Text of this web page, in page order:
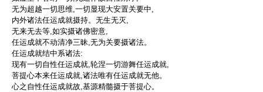
无为超越一切思维,一切显现大安置关要中,
内外诸法任运成就摄持。无生无灭,
无来无去等,如实摄诸佛密意,
任运成就不动清净三昧,无为关要摄诸法。
任运成就结中系诸法:
现有一切自性任运成就,轮涅一切游舞任运成就,
菩提心本来任运成就,诸法唯有任运成就无他。
心之自性任运成就故,基源精髓摄于菩提心。